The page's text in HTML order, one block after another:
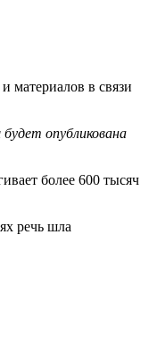
материалов в связи
будет опубликована
более 600 тысяч
речь шла